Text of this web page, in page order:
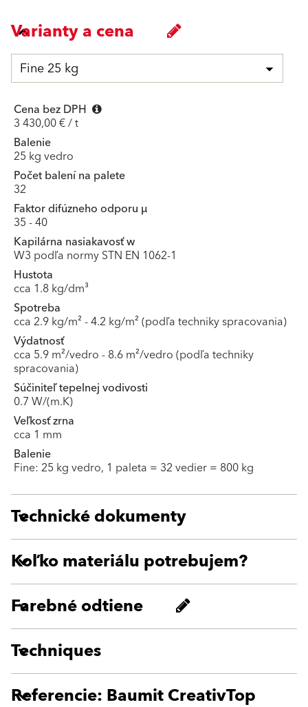
Varianty a cena
Fine 25 kg
Cena bez DPH
3 430,00 € / t
Balenie
25 kg vedro
Počet balení na palete
32
Faktor difúzneho odporu μ
35 - 40
Kapilárna nasiakavosť w
W3 podľa normy STN EN 1062-1
Hustota
cca 1.8 kg/dm³
Spotreba
cca 2.9 kg/m² - 4.2 kg/m² (podľa techniky spracovania)
Výdatnosť
cca 5.9 m²/vedro - 8.6 m²/vedro (podľa techniky
spracovania)
Súčiniteľ tepelnej vodivosti
0.7 W/(m.K)
Veľkosť zrna
cca 1 mm
Balenie
Fine: 25 kg vedro, 1 paleta = 32 vedier = 800 kg
Technické dokumenty
Koľko materiálu potrebujem?
Farebné odtiene
Techniques
Referencie: Baumit CreativTop